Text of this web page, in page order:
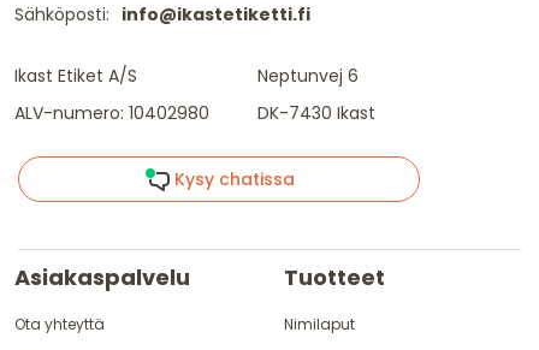
Sähköposti: info@ikastetiketti.fi
Ikast Etiket A/S
ALV-numero: 10402980
Neptunvej 6
DK-7430 Ikast
Kysy chatissa
Asiakaspalvelu
Ota yhteyttä
Tuotteet
Nimilaput